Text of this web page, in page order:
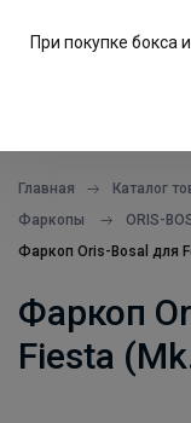
Главная Каталог
Фаркопы
ORIS-
Фаркоп Oris-Bosal для
Фаркоп
Fiesta
При покупке бокса